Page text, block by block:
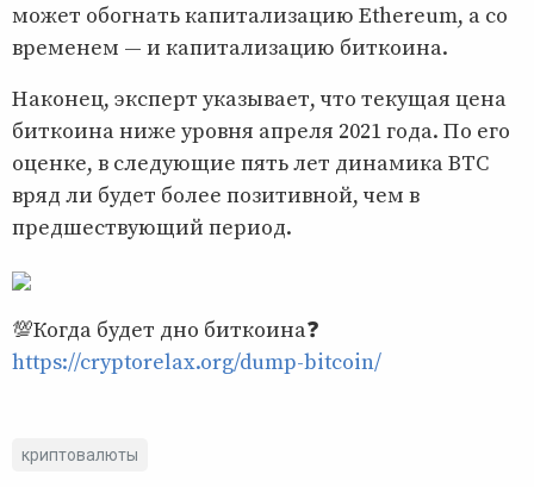
может обогнать капитализацию Ethereum, а со
временем — и капитализацию биткоина.
Наконец, эксперт указывает, что текущая цена
биткоина ниже уровня апреля 2021 года. По его
оценке, в следующие пять лет динамика BTC
вряд ли будет более позитивной, чем в
предшествующий период.
💯Когда будет дно биткоина❓
https://cryptorelax.org/dump-bitcoin/
криптовалюты